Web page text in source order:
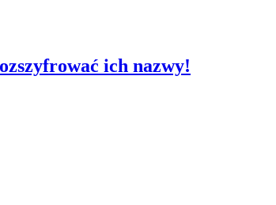
ich nazwy!